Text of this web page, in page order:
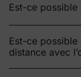
Est-ce possible
Est-ce
distance avec